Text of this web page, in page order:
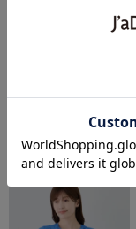
チェーン付きボウタイブ